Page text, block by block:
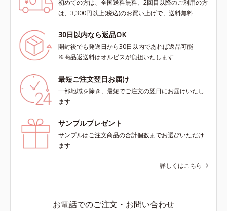
初めての方は、全国送料無料、2回目以降のご利用の方
は、3,300円以上(税込)のお買い上げで、送料無料
30日以内なら返品OK
開封後でも発送日から30日以内であれば返品可能
※商品返送料はオルビスが負担いたします
最短ご注文翌日お届け
一部地域を除き、最短でご注文の翌日にお届けいたし
ます
サンプルプレゼント
サンプルはご注文商品の合計個数までお選びいただけ
ます
詳しくはこちら
お電話でのご注文・お問い合わせ